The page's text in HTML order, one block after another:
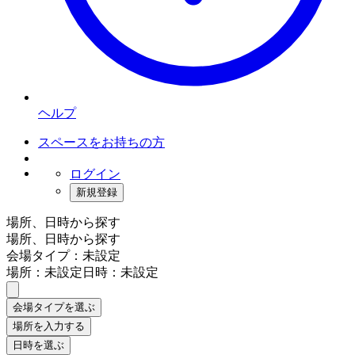
ヘルプ
スペースをお持ちの方
ログイン
新規登録
場所、日時から探す
場所、日時から探す
会場タイプ：未設定
場所：未設定日時：未設定
会場タイプを選ぶ
場所を入力する
日時を選ぶ